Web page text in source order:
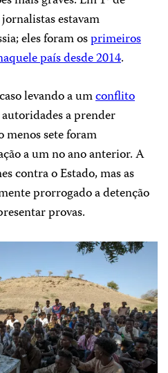
estavam
eles foram osprimeiros
país desde 2014.
levando a umconflito
a prender
sete foram
a um no ano anterior. A
contra o Estado, mas as
prorrogado a detenção
provas.